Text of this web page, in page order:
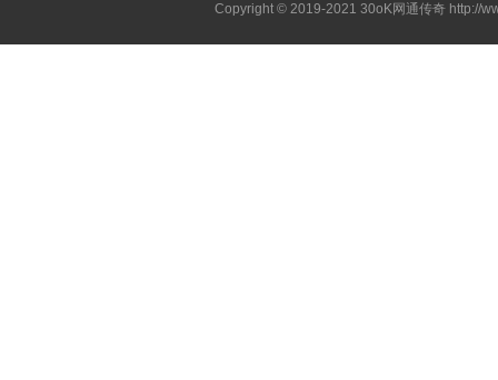
Copyright © 2019-202130oK网通传奇 http://